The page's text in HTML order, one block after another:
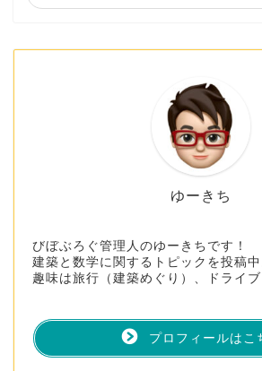
ゆーきち
びぼぶろぐ管理人のゆーきちです！
建築と数学に関するトピックを投稿中
趣味は旅行（建築めぐり）、ドライ
プロフィールはこ